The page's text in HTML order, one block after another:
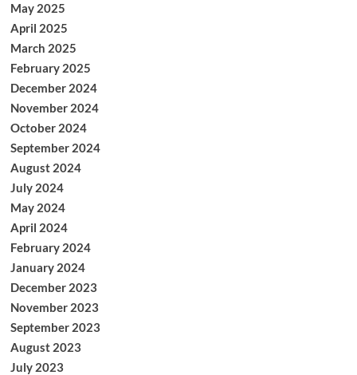
May 2025
April 2025
March 2025
February 2025
December 2024
November 2024
October 2024
September 2024
August 2024
July 2024
May 2024
April 2024
February 2024
January 2024
December 2023
November 2023
September 2023
August 2023
July 2023